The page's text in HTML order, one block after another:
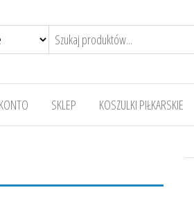
SKLEP KOSZULKI PIŁKARSKIE